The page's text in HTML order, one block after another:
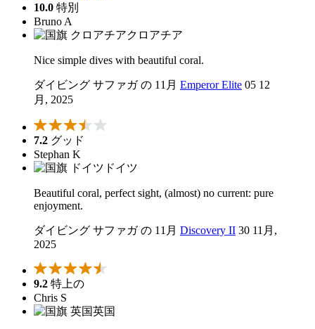
10.0 特別
Bruno A
クロアチア
Nice simple dives with beautiful coral.
ダイビング サファガ の 11月 Emperor Elite 05 12
月, 2025
7.2 グッド
Stephan K
ドイツ
Beautiful coral, perfect sight, (almost) no current: pure
enjoyment.
ダイビング サファガ の 11月 Discovery II 30 11月,
2025
9.2 特上の
Chris S
英国